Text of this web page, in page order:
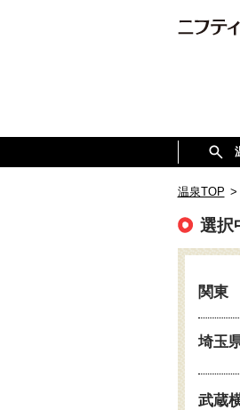
温泉TOP >
選択
関東
埼玉
武蔵